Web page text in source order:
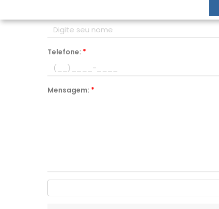
Telefone: *
Mensagem: *